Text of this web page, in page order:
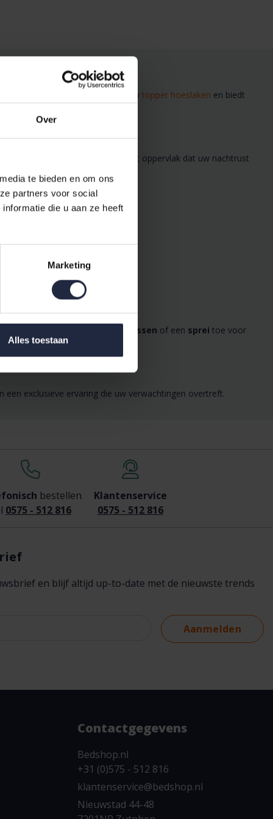
Over
te bieden en om ons
partners voor social
die u aan ze heeft
Marketing
Alles toestaan
Black 094
om perfect te passen op uw topper hoeslaken en biedt
voor een ademend en zacht oppervlak dat uw nachtrust
sierkussen of een sprei toe voor
een exclusieve ervaring die uw verwachtingen overtreft.
bestellen
0575 - 512 816
Klantenservice
0575 - 512 816
en blijf altijd up-to-date met de nieuwste trends
Aanmelden
Contactgegevens
Bedshop.nl
+31 (0)575 - 512 816
klantenservice@bedshop.nl
Nieuwstad 44-48